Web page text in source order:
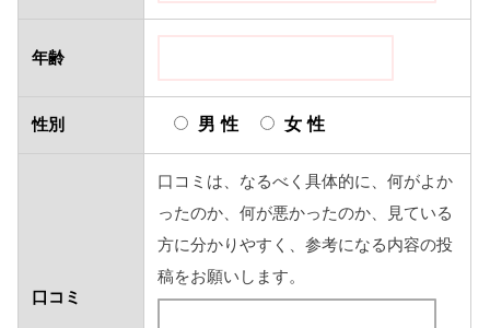
年齢
性別 男性 女性
口コミ
口コミは、なるべく具体的に、何がよか
ったのか、何が悪かったのか、見ている
方に分かりやすく、参考になる内容の投
稿をお願いします。